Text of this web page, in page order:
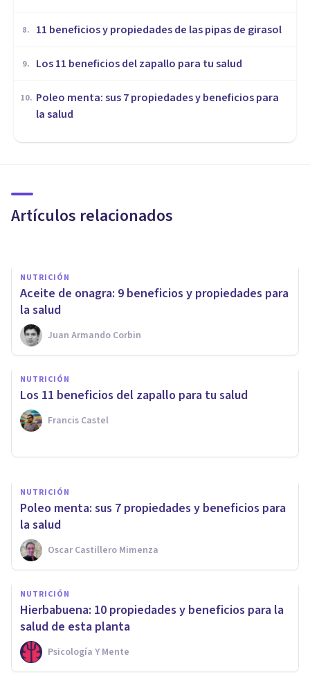
8. ​11 beneficios y propiedades de las pipas de girasol
9. Los 11 beneficios del zapallo para tu salud
10. Poleo menta: sus 7 propiedades y beneficios para
la salud
Artículos relacionados
las pipas de girasol
NUTRICIÓN
​Aceite de onagra: 9 beneficios y propiedades para
la salud
Juan Armando Corbin
NUTRICIÓN
Los 11 beneficios del zapallo para tu salud
Francis Castel
18 beneficios del jengibre para
tu cuerpo y tu salud
NUTRICIÓN
Poleo menta: sus 7 propiedades y beneficios para
la salud
Oscar Castillero Mimenza
NUTRICIÓN
Hierbabuena: 10 propiedades y beneficios para la
salud de esta planta
Psicología Y Mente